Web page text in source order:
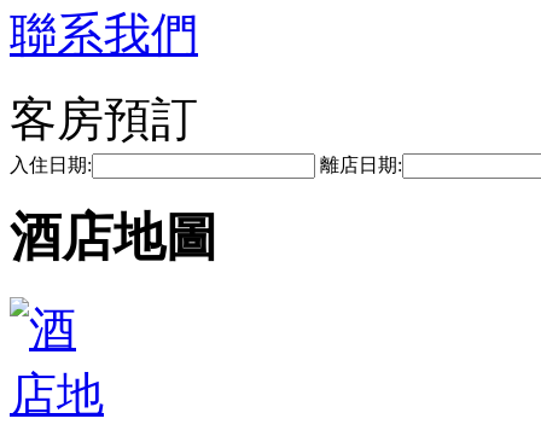
聯系我們
客房預訂
入住日期: 離店日期:
酒店地圖